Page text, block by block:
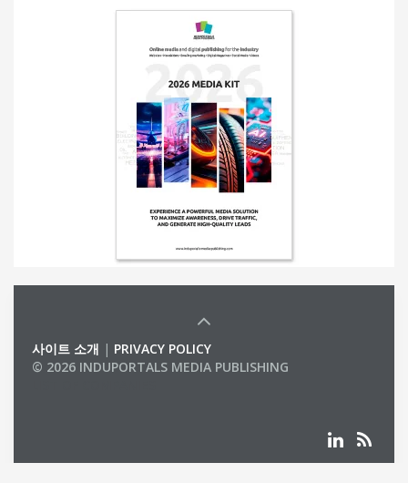
사이트 소개 | PRIVACY POLICY
© 2026 INDUPORTALS MEDIA PUBLISHING